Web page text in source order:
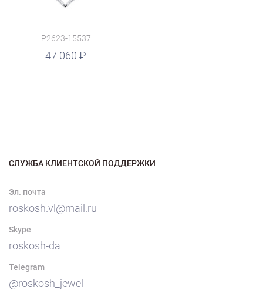
P2623-15537
47 060
СЛУЖБА КЛИЕНТСКОЙ ПОДДЕРЖКИ
Эл. почта
roskosh.vl@mail.ru
Skype
roskosh-da
Telegram
@roskosh_jewel